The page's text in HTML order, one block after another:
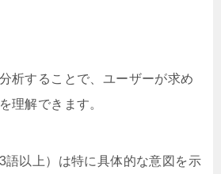
析することで、ユーザーが求め
理解できます。
語以上）は特に具体的な意図を示